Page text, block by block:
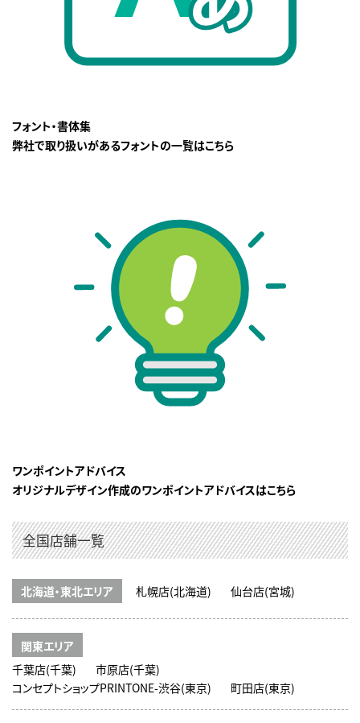
フォント・書体集
弊社で取り扱いがあるフォントの一覧はこちら
ワンポイントアドバイス
オリジナルデザイン作成のワンポイントアドバイスはこちら
全国店舗一覧
北海道・東北エリア 札幌店(北海道) 仙台店(宮城)
関東エリア
千葉店(千葉)
市原店(千葉)
コンセプトショップPRINTONE-渋谷(東京)
町田店(東京)